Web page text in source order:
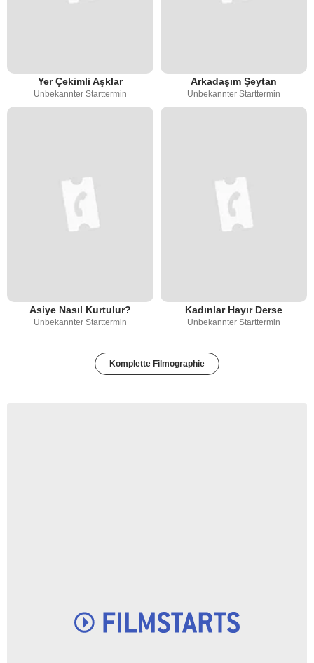
Yer Çekimli Aşklar
Unbekannter Starttermin
Arkadaşım Şeytan
Unbekannter Starttermin
Asiye Nasıl Kurtulur?
Unbekannter Starttermin
Kadınlar Hayır Derse
Unbekannter Starttermin
Komplette Filmographie